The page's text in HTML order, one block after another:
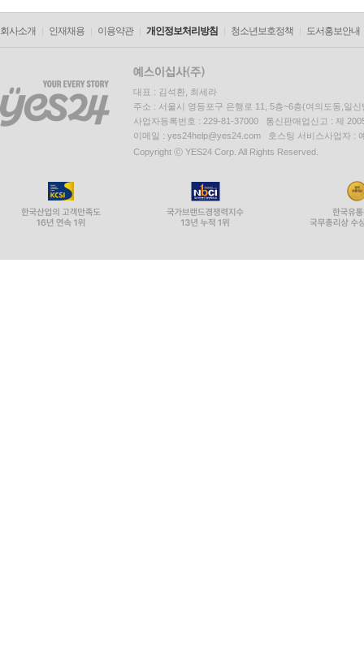
회사소개 인재채용 이용약관 개인정보처리방침 청소년보호정책 도서홍보안내
대표 : 김석환, 최세라
주소 : 서울시 영등포구 은행로 11, 5층~6층(여의도동,일신
사업자등록번호 : 229-81-37000 통신판매업신고 : 제
이메일 : yes24help@yes24.com 호스팅 서비스사업자 :
Copyright ⓒ YES24 Corp. All Rights Reserved.